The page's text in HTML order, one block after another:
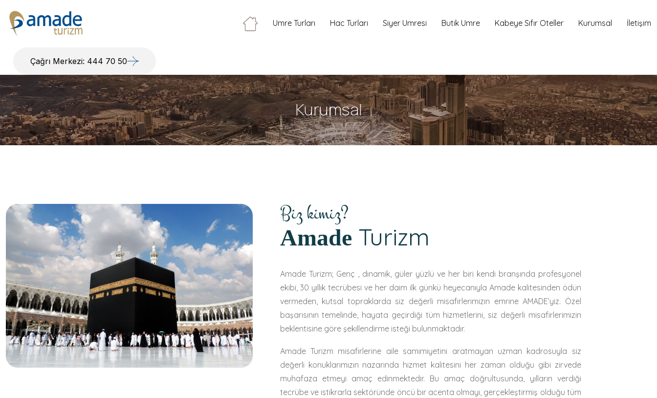
Umre Turları Hac Turları Siyer Umresi Butik Umre Kabeye Sıfır Oteller Kurumsal İletişim
Çağrı Merkezi: 444 70 50
Kurumsal
Biz kimiz?
Amade Turizm
Amade Turizm; Genç , dinamik, güler yüzlü ve her biri kendi branşında profesyonel
ekibi, 30 yıllık tecrübesi ve her daim ilk günkü heyecanıyla Amade kalitesinden ödün
vermeden, kutsal topraklarda siz değerli misafirlerimizin emrine AMADE’yiz. Özel
başarısının temelinde, hayata geçirdiği tüm hizmetlerini, siz değerli misafirlerimizin
beklentisine göre şekillendirme isteği bulunmaktadır.
Amade Turizm misafirlerine aile samimiyetini aratmayan uzman kadrosuyla siz
değerli konuklarımızın nazarında hizmet kalitesini her zaman olduğu gibi zirvede
muhafaza etmeyi amaç edinmektedir. Bu amaç doğrultusunda, yılların verdiği
tecrübe ve istikrarla sektöründe öncü bir acenta olmayı, gerçekleştirmiş olduğu tüm